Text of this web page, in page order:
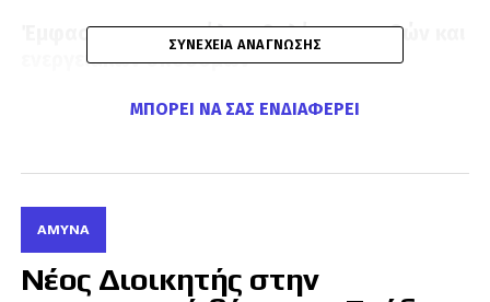
Έμφαση στην ασφάλεια θαλάσσιων οδών και
ενεργειακών υποδομών
Η ASELSAN υποστηρίζει ότι η αυξανόμενη
καθιστά αναγκαία την ανάπτυξη νέων μορφών
ναυτικής ισχύος. Στο πλαίσιο αυτό, η εταιρεία
εγκαταλείπει τη λογική της αποκλειστικής
εξάρτησης από μεγάλα επανδρωμένα πολεμικά
ΣΥΝΈΧΕΙΑ ΑΝΆΓΝΩΣΗΣ
ΜΠΟΡΕΊ ΝΑ ΣΑΣ ΕΝΔΙΑΦΈΡΕΙ
ΆΜΥΝΑ
Νέος Διοικητής στην